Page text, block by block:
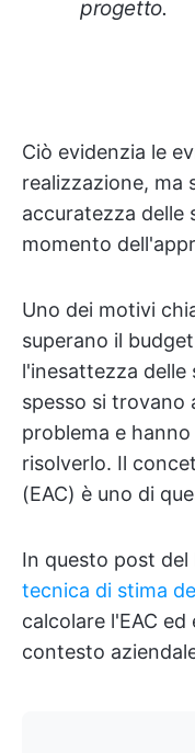
progetto.
Ciò evidenzia le
realizzazione, ma
accuratezza delle
momento
Uno dei motivi
superano il
l'inesattezza delle
spesso si trovano
problema e
risolverlo. Il
(EAC) è uno di
In questo post
tecnica di stima
calcolare l'EAC
contesto